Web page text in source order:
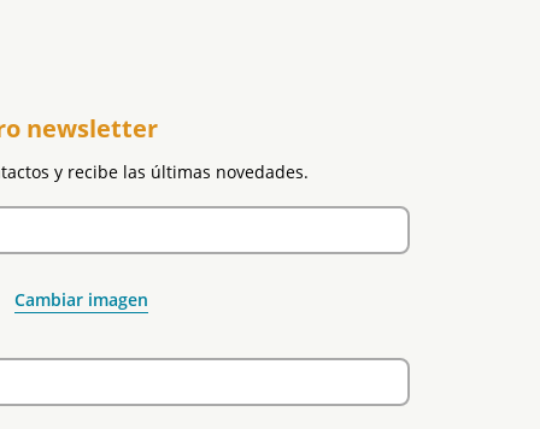
newsletter
y recibe las últimas novedades.
Cambiar imagen